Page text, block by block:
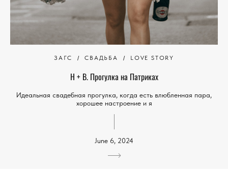
ЗАГС СВАДЬБА LOVE STORY
Н + В. Прогулка на Патриках
Идеальная свадебная прогулка, когда есть влюбленная пара,
хорошее настроение и я
June 6, 2024